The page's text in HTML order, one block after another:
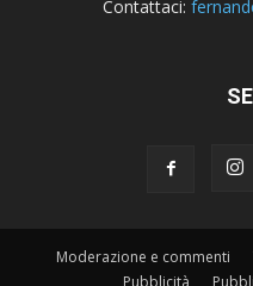
Contattaci:
Moderazione e commenti
Pubblicità